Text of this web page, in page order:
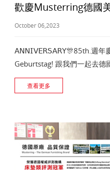
歡慶Musterring德國
October 06,2023
𝖠𝖭𝖭𝖨𝖵𝖤𝖱𝖲𝖠𝖱𝖸🎊85th.週年
Geburtstag! 跟我們一起去德
查看更多